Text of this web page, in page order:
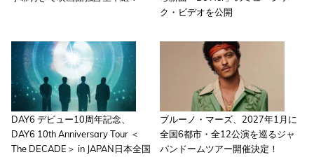
ク・ビデオを公開
DAY6 デビュー10周年記念、
DAY6 10th Anniversary Tour ＜
The DECADE＞ in JAPAN日本全国
ブルーノ・マーズ、2027年1月に
全国6都市・全12公演を巡るジャ
パンドームツアー開催決定！